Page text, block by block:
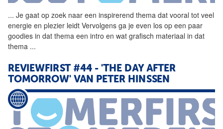
... Je gaat op zoek naar een inspirerend thema dat vooral tot veel
energie en plezier leidt Vervolgens ga je even los op een paar
goodies in dat thema een intro en wat grafisch materiaal in dat
thema ...
REVIEWFIRST #44 - 'THE DAY AFTER
TOMORROW' VAN PETER HINSSEN